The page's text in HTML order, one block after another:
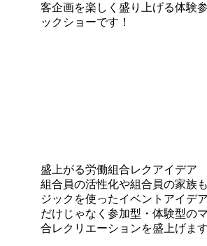
客企画を楽しく盛り上げる体験
ックショーです！
盛上がる労働組合レクアイデア
組合員の活性化や組合員の家族
ジックを使ったイベントアイデ
だけじゃなく参加型・体験型の
合レクリエーションを盛上げます